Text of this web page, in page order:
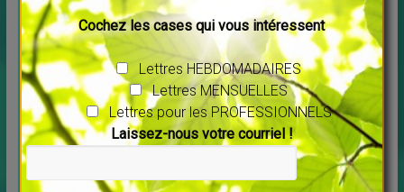
Connexion à vos guides intérieurs
FORMATIONS EN LIGNE
Nouvel atelier animé par Pierre Lessard
Connexion à[…]
Cochez les cases qui vous intéressent
Lettres HEBDOMADAIRES
Lettres MENSUELLES
Lettres pour les PROFESSIONNELS
Laissez-nous votre courriel !